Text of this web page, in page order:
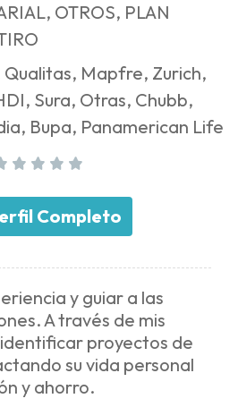
OTROS, PLAN
Qualitas, Mapfre, Zurich,
Sura, Otras, Chubb,
Bupa, Panamerican Life
Completo
y guiar a las
A través de mis
proyectos de
su vida personal
y ahorro.